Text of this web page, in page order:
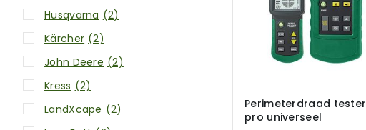
Perimeterdraad tester
pro universeel
Husqvarna (2)
Kärcher (2)
John Deere (2)
Kress (2)
LandXcape (2)